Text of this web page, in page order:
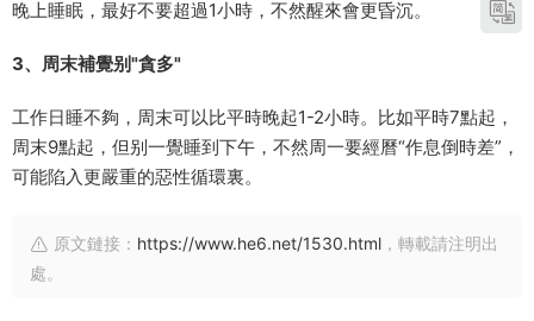
晚上睡眠，最好不要超過1小時，不然醒來會更昏沉。
3、周末補覺别"貪多"
工作日睡不夠，周末可以比平時晚起1-2小時。比如平時7點起，
周末9點起，但别一覺睡到下午，不然周一要經曆“作息倒時差”，
可能陷入更嚴重的惡性循環裏。
原文鏈接： https://www.he6.net/1530.html ，轉載請注明出
處。